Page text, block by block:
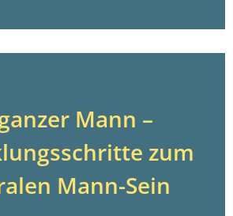
Mann –
zum
Mann-Sein